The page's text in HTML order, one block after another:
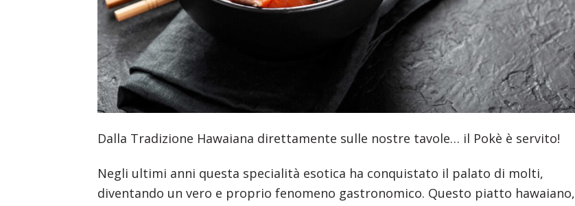
Dalla Tradizione Hawaiana direttamente sulle nostre tavole… il Pokè è servito!
Negli ultimi anni questa specialità esotica ha conquistato il palato di molti,
diventando un vero e proprio fenomeno gastronomico. Questo piatto hawaiano,